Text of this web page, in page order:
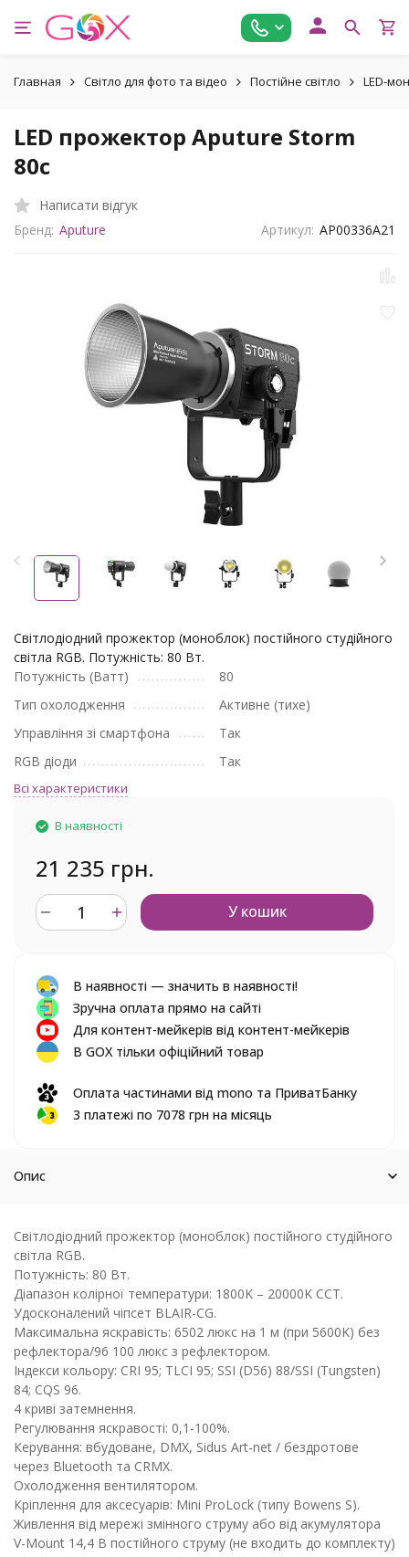
Главная Світло для фото та відео Постійне світло LED-
LED прожектор Aputure Storm
80c
Написати відгук
Бренд: Aputure Артикул: AP00336A21
Світлодіодний прожектор (моноблок) постійного студійного
світла RGB. Потужність: 80 Вт.
Потужність (Ватт)
80
Тип охолодження
Активне (тихе)
Управління зі смартфона
Так
RGB діоди
Так
Всі характеристики
В наявності
21 235 грн.
У кошик
В наявності — значить в наявності!
Зручна оплата прямо на сайті
Для контент-мейкерів від контент-мейкерів
В GOX тільки офіційний товар
Оплата частинами від mono та ПриватБанку
3 платежі по 7078 грн на місяць
Опис
Світлодіодний прожектор (моноблок) постійного студійного
світла RGB.
Потужність: 80 Вт.
Діапазон колірної температури: 1800K – 20000K CCT.
Удосконалений чіпсет BLAIR-CG.
Максимальна яскравість: 6502 люкс на 1 м (при 5600K) без
рефлектора/96 100 люкс з рефлектором.
Індекси кольору: CRI 95; TLCI 95; SSI (D56) 88/SSI (Tungsten)
84; CQS 96.
4 криві затемнення.
Регулювання яскравості: 0,1-100%.
Керування: вбудоване, DMX, Sidus Art-net / бездротове
через Bluetooth та CRMX.
Охолодження вентилятором.
Кріплення для аксесуарів: Mini ProLock (типу Bowens S).
Живлення від мережі змінного струму або від акумулятора
V-Mount 14,4 В постійного струму (не входить до комплекту)